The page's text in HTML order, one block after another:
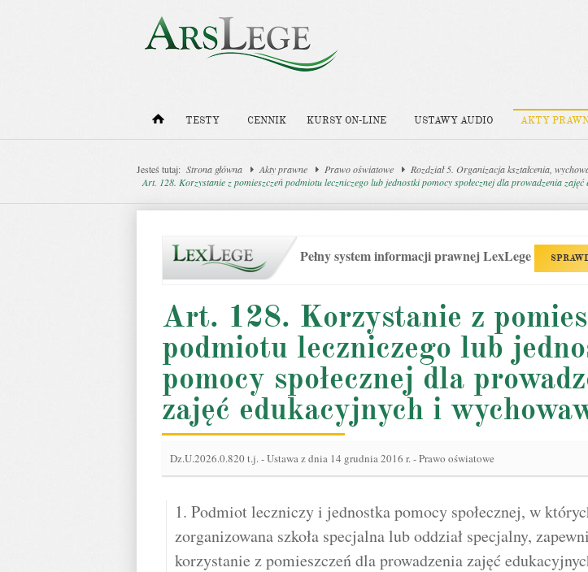
TESTY CENNIK KURSY ON-LINE USTAWY AUDIO AKTY
Jesteś tutaj: Strona główna Akty prawne Prawo oświatowe
Rozdział 5. Organizacja kształcenia,
Art. 128. Korzystanie z pomieszczeń podmiotu leczniczego lub jednostki pomocy społecznej dla prowadzenia
Pełny system informacji prawnej LexLege
Art. 128. Korzystanie z
podmiotu leczniczego lub
pomocy społecznej dla
zajęć edukacyjnych i
Dz.U.2026.0.820 t.j.-Ustawa z dnia 14 grudnia 2016 r. - Prawo oświatowe
1. Podmiot leczniczy i jednostka pomocy społecznej, w
zorganizowana szkoła specjalna lub oddział specjalny,
korzystanie z pomieszczeń dla prowadzenia zajęć